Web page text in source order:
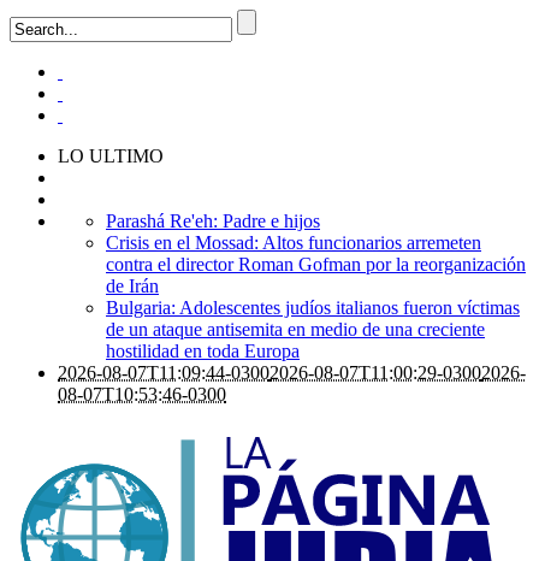
LO ULTIMO
Parashá Re'eh: Padre e hijos
Crisis en el Mossad: Altos funcionarios arremeten
contra el director Roman Gofman por la reorganización
de Irán
Bulgaria: Adolescentes judíos italianos fueron víctimas
de un ataque antisemita en medio de una creciente
hostilidad en toda Europa
2026-08-07T11:09:44-03002026-08-07T11:00:29-03002026-
08-07T10:53:46-0300